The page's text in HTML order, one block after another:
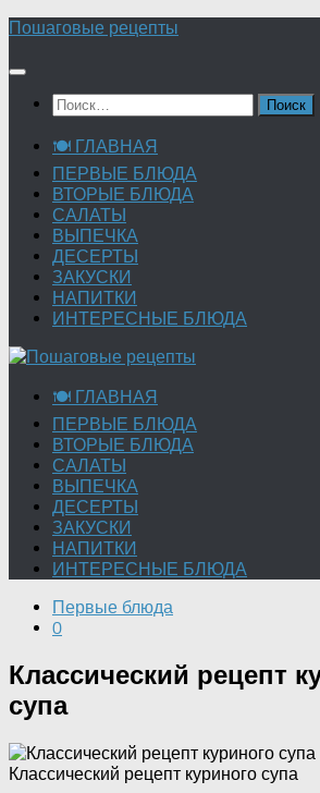
Перейти
содержимому
Пошаговые рецепты
Найти:
🍽 ГЛАВНАЯ
ПЕРВЫЕ БЛЮДА
ВТОРЫЕ БЛЮДА
САЛАТЫ
ВЫПЕЧКА
ДЕСЕРТЫ
ЗАКУСКИ
НАПИТКИ
ИНТЕРЕСНЫЕ БЛЮДА
🍽 ГЛАВНАЯ
ПЕРВЫЕ БЛЮДА
ВТОРЫЕ БЛЮДА
САЛАТЫ
ВЫПЕЧКА
ДЕСЕРТЫ
ЗАКУСКИ
НАПИТКИ
ИНТЕРЕСНЫЕ БЛЮДА
Первые блюда
0
Классический рецепт
супа
Классический рецепт куриного супа